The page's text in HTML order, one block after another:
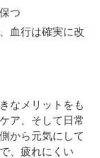
つ
血行は確実に改
なメリットをも
ア、そして日常
から元気にして
、疲れにくい